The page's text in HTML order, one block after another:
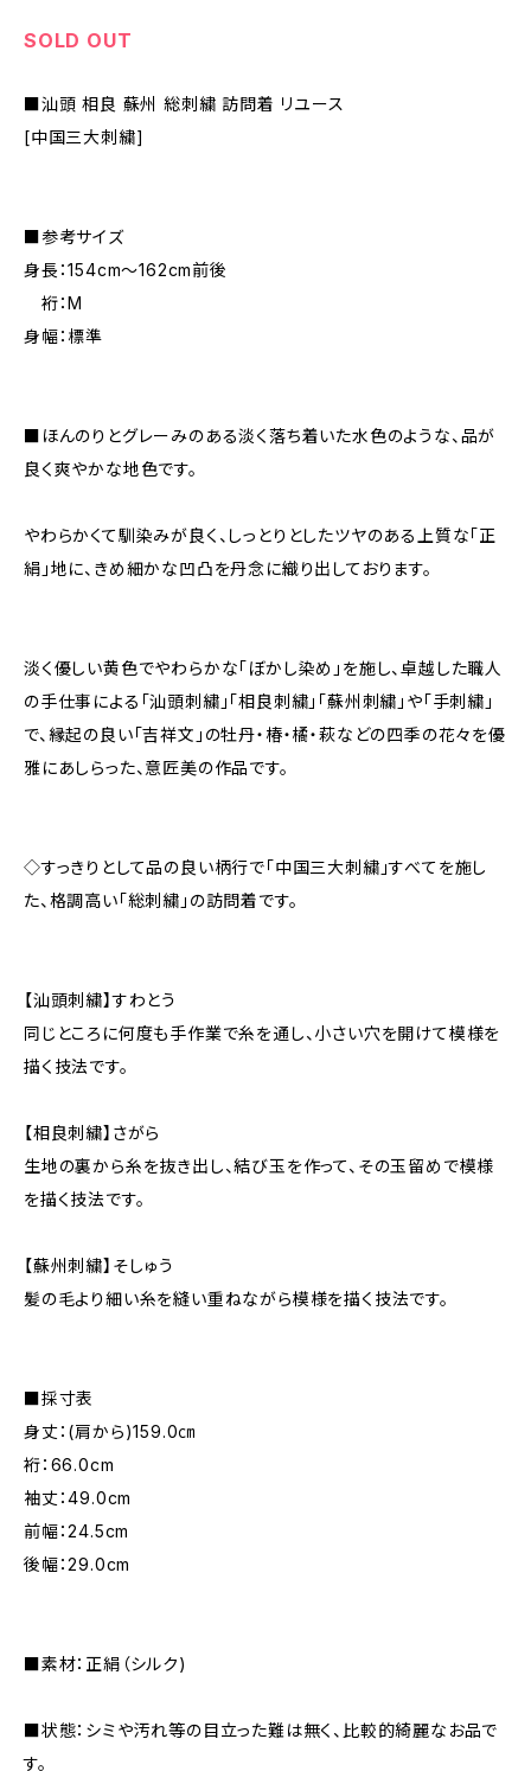
SOLD OUT
■汕頭 相良 蘇州 総刺繍 訪問着 リユース
[中国三大刺繍]
■参考サイズ
身長：154cm～162cm前後
裄：M
身幅：標準
■ほんのりとグレーみのある淡く落ち着いた水色のような、品が
良く爽やかな地色です。
やわらかくて馴染みが良く、しっとりとしたツヤのある上質な「正
絹」地に、きめ細かな凹凸を丹念に織り出しております。
淡く優しい黄色でやわらかな「ぼかし染め」を施し、卓越した職人
の手仕事による「汕頭刺繍」「相良刺繍」「蘇州刺繍」や「手刺繍」
で、縁起の良い「吉祥文」の牡丹・椿・橘・萩などの四季の花々を優
雅にあしらった、意匠美の作品です。
◇すっきりとして品の良い柄行で「中国三大刺繍」すべてを施し
た、格調高い「総刺繍」の訪問着です。
【汕頭刺繍】すわとう
同じところに何度も手作業で糸を通し、小さい穴を開けて模様を
描く技法です。
【相良刺繍】さがら
生地の裏から糸を抜き出し、結び玉を作って、その玉留めで模様
を描く技法です。
【蘇州刺繍】そしゅう
髪の毛より細い糸を縫い重ねながら模様を描く技法です。
■採寸表
身丈：(肩から)159.0㎝
裄：66.0cm
袖丈：49.0cm
前幅：24.5cm
後幅：29.0cm
■素材：正絹（シルク)
■状態：シミや汚れ等の目立った難は無く、比較的綺麗なお品で
す。